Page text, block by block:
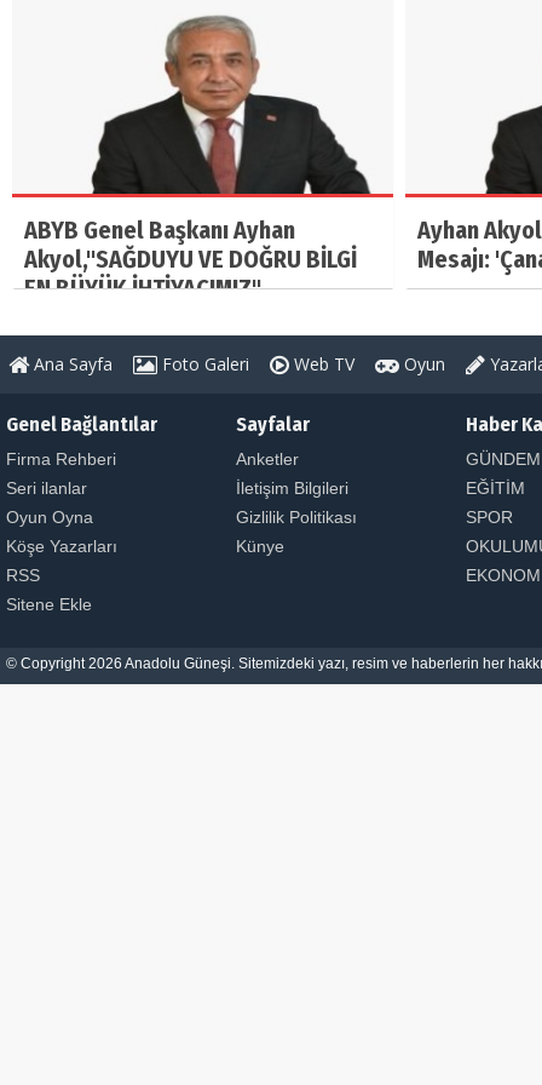
ABYB Genel Başkanı Ayhan
Akyol,"SAĞDUYU VE DOĞRU BİLGİ
EN BÜYÜK İHTİYACIMIZ"
Ayhan
Mesajı:
Ana Sayfa Foto Galeri Web TV Oyun
Genel Bağlantılar
Firma Rehberi
Seri ilanlar
Oyun Oyna
Köşe Yazarları
RSS
Sitene Ekle
Sayfalar
Anketler
İletişim Bilgileri
Gizlilik Politikası
Künye
Haber
GÜNDEM
EĞİTİM
SPOR
© Copyright 2026 Anadolu Güneşi. Sitemizdeki yazı, resim ve haberlerin her